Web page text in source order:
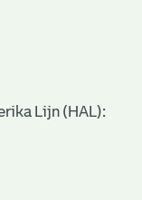
Lijn (HAL):